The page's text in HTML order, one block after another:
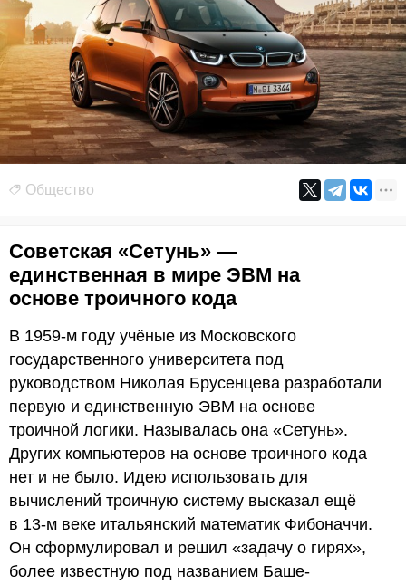
Общество
Советская «Сетунь» —
единственная в мире ЭВМ на
основе троичного кода
В 1959-м году учёные из Московского
государственного университета под
руководством Николая Брусенцева разработали
первую и единственную ЭВМ на основе
троичной логики. Называлась она «Сетунь».
Других компьютеров на основе троичного кода
нет и не было. Идею использовать для
вычислений троичную систему высказал ещё
в 13-м веке итальянский математик Фибоначчи.
Он сформулировал и решил «задачу о гирях»,
более известную под названием Баше-